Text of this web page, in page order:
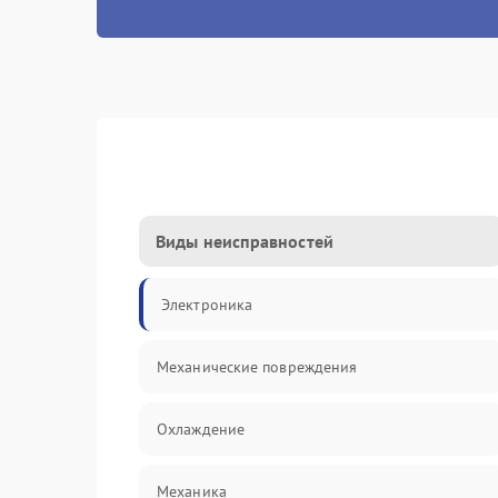
Виды неисправностей
Электроника
Механические повреждения
Охлаждение
Механика